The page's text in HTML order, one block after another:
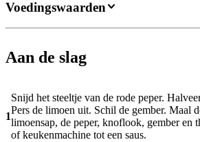
Aan de slag
1
Snijd het steeltje van de rode peper.
Pers de limoen uit. Schil de gember. Maal
limoensap, de peper, knoflook, gember en
of keukenmachine tot een saus.
Voedingswaarden